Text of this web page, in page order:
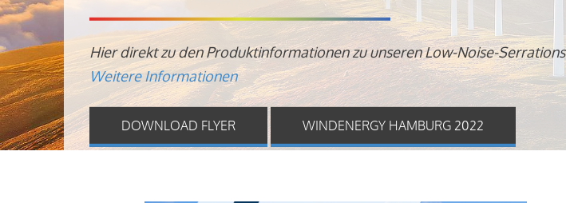
Hier direkt zu den Produktinformationen zu unseren Low-Noise-Serrations
Weitere Informationen
DOWNLOAD FLYER WINDENERGY HAMBURG 2022